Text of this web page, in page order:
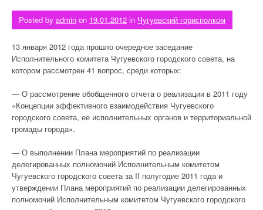
Posted by admin on 19.01.2012 in Чугуевский горисполком
13 января 2012 года прошло очередное заседание
Исполнительного комитета Чугуевского городского совета, на
котором рассмотрен 41 вопрос, среди которых:
— О рассмотрение обобщенного отчета о реализации в 2011 году
«Концепции эффективного взаимодействия Чугуевского
городского совета, ее исполнительных органов и территориальной
громады города».
— О выполнении Плана мероприятий по реализации
делегированных полномочий Исполнительным комитетом
Чугуевского городского совета за II полугодие 2011 года и
утверждении Плана мероприятий по реализации делегированных
полномочий Исполнительным комитетом Чугуевского городского